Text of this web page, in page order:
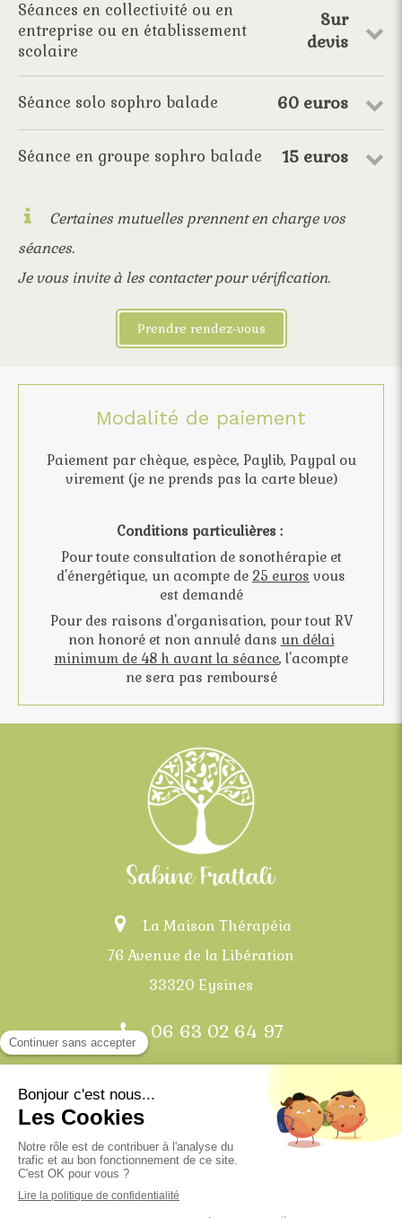
Séances en collectivité ou en
entreprise ou en établissement
scolaire
Sur
devis
Séance solo sophro balade 60 euros
Séance en groupe sophro balade 15 euros
Certaines mutuelles prennent en charge vos
séances.
Je vous invite à les contacter pour vérification.
Prendre rendez-vous
Modalité de paiement
Paiement par chèque, espèce, Paylib, Paypal ou
virement (je ne prends pas la carte bleue)
Conditions particulières :
Pour toute consultation de sonothérapie et
d'énergétique, un acompte de 25 euros vous
est demandé
Pour des raisons d'organisation, pour tout RV
non honoré et non annulé dans un délai
minimum de 48 h avant la séance, l'acompte
ne sera pas remboursé
La Maison Thérapéia
76 Avenue de la Libération
33320 Eysines
06 63 02 64 97
Médard-en-Jalles et communes alentours
Mentions légales
©2021 Sabine frattali